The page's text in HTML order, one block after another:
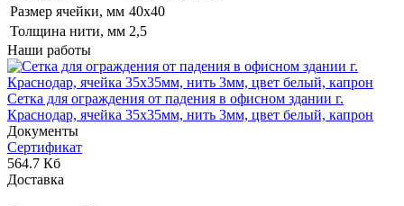
Размер ячейки, мм 40х40
Толщина нити, мм 2,5
Наши работы
Сетка для ограждения от падения в офисном здании г.
Краснодар, ячейка 35x35мм, нить 3мм, цвет белый, капрон
Документы
Сертификат
564.7 Кб
Доставка